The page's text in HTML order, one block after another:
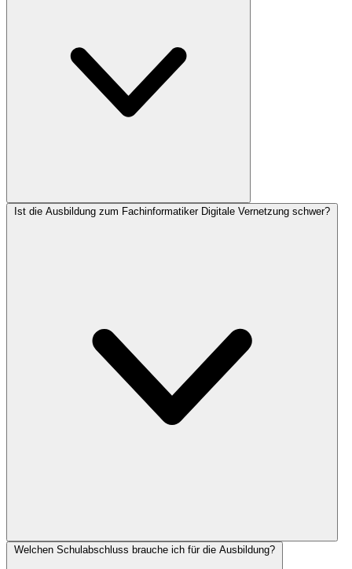
Ist die Ausbildung zum Fachinformatiker Digitale Vernetzung schwer?
Welchen Schulabschluss brauche ich für die Ausbildung?